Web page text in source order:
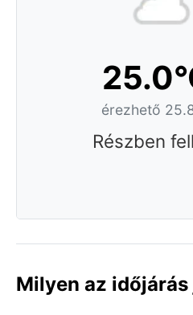
érezhető
Részben
Milyen az